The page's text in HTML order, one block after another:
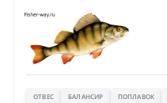
ОТВЕС БАЛАНСИР ПОПЛАВОК